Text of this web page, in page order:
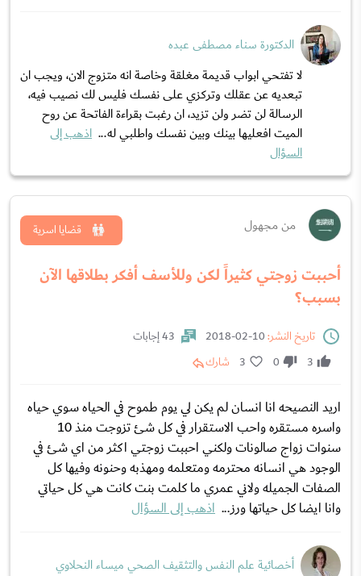
الدكتورة سناء مصطفى عبده
لا تفتحي ابواب قديمة مغلقة وخاصة انه متزوج الان، ويجب ان
تبعديه عن عقلك وتركزي على نفسك فليس لك نصيب فيه،
الرسالة لن تضر ولن تزيد، ان رغبت بقراءة الفاتحة عن روح
الميت افعليها بينك وبين نفسك واطلبي له... اذهب إلى
السؤال
من مجهول
أحببت زوجتي كثيراً لكن وللأسف أفكر بطلاقها الآن
بسبب؟
قضايا اسرية
تاريخ النشر:
43 إجابات
3
0
3 شارك
اريد النصيحه انا انسان لم يكن لي يوم طموح في الحياه سوي حياه
واسره مستقره واحب الاستقرار في كل شئ تزوجت منذ 10
سنوات زواج صالونات ولكني احببت زوجتي اكثر من اي شئ في
الوجود هي انسانه محترمه ومتعلمه ومهذبه وحنونه وفيها كل
الصفات الجميله ولاني عمري ما كلمت بنت كانت هي كل حياتي
وانا ايضا كل حياتها ورز... اذهب إلى السؤال
أخصائية علم النفس والتثقيف الصحي ميساء النحلاوي